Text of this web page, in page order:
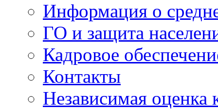
Информация о
ГО и защита
Кадровое
Контакты
Независимая оценка